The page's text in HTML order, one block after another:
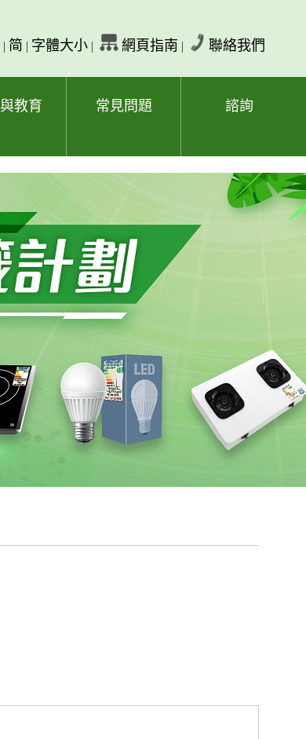
| 简 | 字體大小 | 網頁指南 | 聯絡我們
教育 常見問題 諮詢